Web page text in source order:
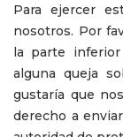
Para ejercer
nosotros. Por
la parte
alguna queja
gustaría que
derecho a